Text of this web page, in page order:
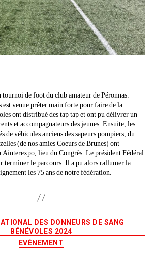
tournoi de foot du club amateur de Péronnas.
est venue prêter main forte pour faire de la
ont distribué des tap tap et ont pu délivrer un
et accompagnateurs des jeunes. Ensuite, les
de véhicules anciens des sapeurs pompiers, du
(de nos amies Coeurs de Brunes) ont
Ainterexpo, lieu du Congrès. Le président Fédéral
terminer le parcours. Il a pu alors rallumer la
les 75 ans de notre fédération.
DES DONNEURS DE SANG
BÉNÉVOLES 2024
EVÈNEMENT